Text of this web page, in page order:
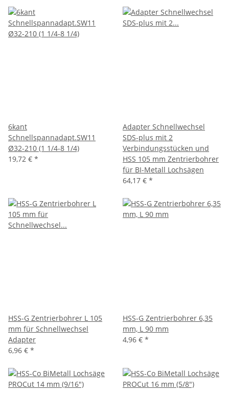
6kant
Schnellspannadapt.SW11
Ø32-210 (1 1/4-8 1/4)
19,72 € *
Adapter Schnellwechsel
SDS-plus mit 2
Verbindungsstücken und
HSS 105 mm Zentrierbohrer
für BI-Metall Lochsägen
64,17 € *
HSS-G Zentrierbohrer L 105
mm für Schnellwechsel
Adapter
6,96 € *
HSS-G Zentrierbohrer 6,35
mm, L 90 mm
4,96 € *